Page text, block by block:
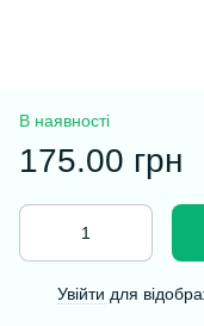
В наявності
175.00 грн
Увійти для